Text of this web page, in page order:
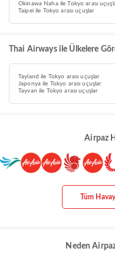
Okinawa Naha ile Tokyo arası
Taipei ile Tokyo arası uçuşlar
Thai Airways ile Ülkelere
Tayland ile Tokyo arası uçuşlar
Japonya ile Tokyo arası uçuşlar
Tayvan ile Tokyo arası uçuşlar
Airpaz
Tüm
Neden